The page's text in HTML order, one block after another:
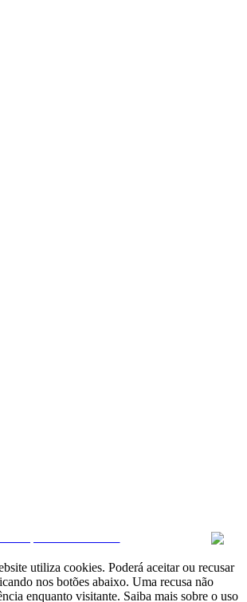
utiliza cookies. Poderá aceitar ou recusar
nos botões abaixo. Uma recusa não
enquanto visitante. Saiba mais sobre o uso